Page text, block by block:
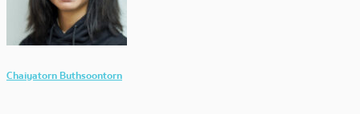
Chaiyatorn Buthsoontorn